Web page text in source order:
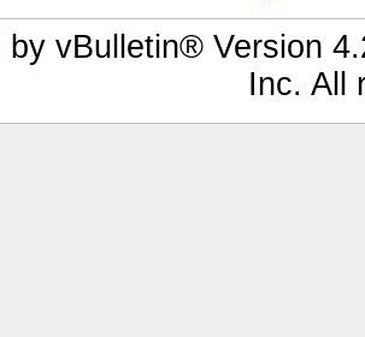
by vBulletin® Version
Inc. All